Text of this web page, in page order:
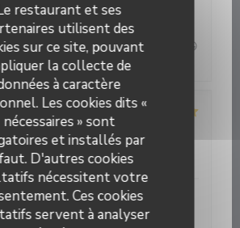
restaurant et ses
utilisent des
sur ce site, pouvant
la collecte de
à caractère
Les cookies dits «
nécessaires » sont
et installés par
D'autres cookies
nécessitent votre
Ces cookies
servent à analyser
Nous avons pris un menu et les
au dessert ont été très bons. Très
très fins au goût. Je recommande 😃
- Couverts 3
:5/5 Cuisine: 5/5 Qualité / Prix
Ambiance conviviale et